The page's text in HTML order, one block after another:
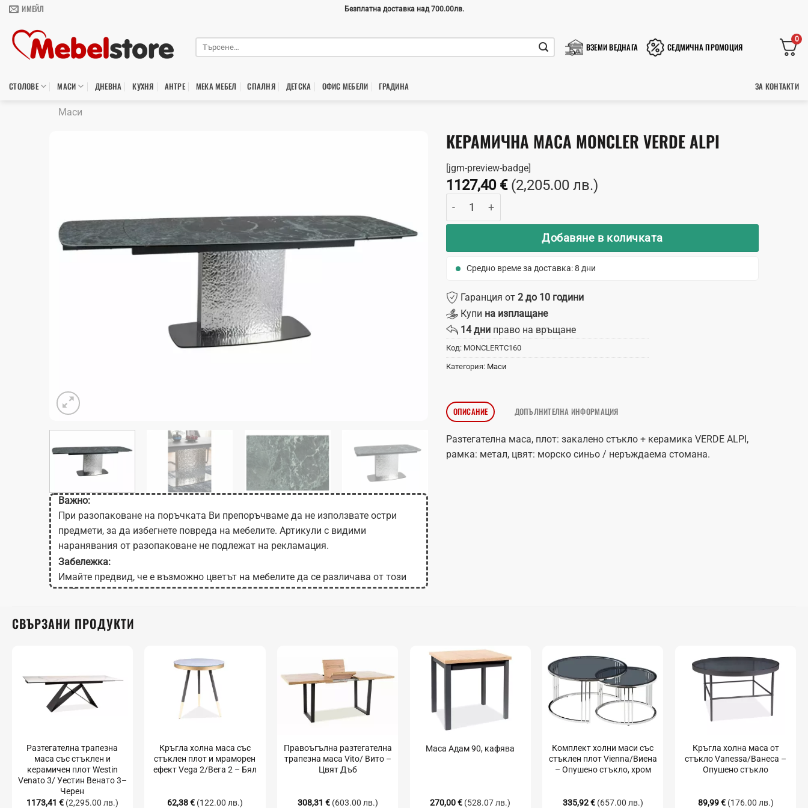
Skip
content
ИМЕЙЛ Безплатна доставка над 700.00лв.
ВЗЕМИ ВЕДНАГА СЕДМИЧНА ПРОМОЦИЯ
0
СТОЛОВЕ МАСИ ДНЕВНА КУХНЯ АНТРЕ МЕКА МЕБЕЛ СПАЛНЯ ДЕТСКА ОФИС МЕБЕЛИ ГРАДИНA ЗА КОНТАКТИ
Маси
Важно:
При разопаковане на поръчката Ви препоръчваме да не използвате остри
предмети, за да избегнете повреда на мебелите. Артикули с видими
наранявания от разопаковане не подлежат на рекламация.
Забележка:
Имайте предвид, че е възможно цветът на мебелите да се различава от този
на Вашия екран в зависимост от настройките на монитора.
КЕРАМИЧНА МАСА MONCLER VERDE ALPI
[jgm-preview-badge]
1127,40 € (2,205.00 лв.)
Добавяне в количката
Средно време за доставка: 8 дни
Гаранция от 2 до 10 години
Купи на изплащане
14 дни право на връщане
Код: MONCLERTC160
Категория: Маси
ОПИСАНИЕ ДОПЪЛНИТЕЛНА ИНФОРМАЦИЯ
Разтегателна маса, плот: закалено стъкло + керамика VERDE ALPI,
рамка: метал, цвят: морско синьо / неръждаема стомана.
СВЪРЗАНИ ПРОДУКТИ
Разтегателна трапезна
маса със стъклен и
керамичен плот Westin
Venato 3/ Уестин Венато 3–
Черен
1173,41 € (2,295.00 лв.)
Кръгла холна маса със
стъклен плот и мраморен
ефект Vega 2/Вега 2 – Бял
62,38€ (122.00 лв.)
Правоъгълна разтегателна
трапезна маса Vito/ Вито –
Цвят Дъб
308,31 € (603.00 лв.)
Маса Адам 90, кафява
270,00€ (528.07 лв.)
Комплект холни маси със
стъклен плот Vienna/Виена
– Опушено стъкло, хром
335,92€ (657.00 лв.)
Кръгла холна маса от
стъкло Vanessa/Ванеса –
Опушено стъкло
89,99€ (176.00 лв.)